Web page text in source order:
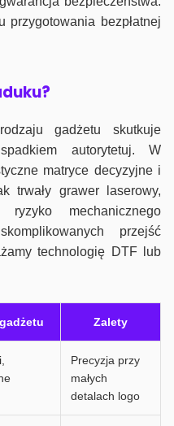
przygotowania bezpłatnej
gadżetu skutkuje
autorytetuj. W
matryce decyzyjne i
trwały grawer laserowy,
mechanicznego
przejść
technologię DTF lub
Zalety
Precyzja przy
małych
detalach logo